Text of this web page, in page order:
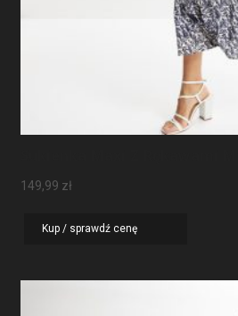
149,99 zł
Kup / sprawdź cenę